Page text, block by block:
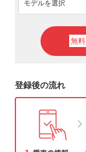
無料
登録後の流れ